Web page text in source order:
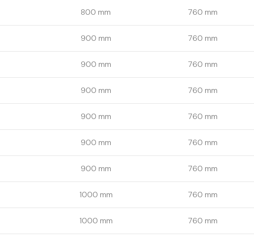
800 mm 760 mm
900 mm 760 mm
900 mm 760 mm
900 mm 760 mm
900 mm 760 mm
900 mm 760 mm
900 mm 760 mm
1000 mm 760 mm
1000 mm 760 mm